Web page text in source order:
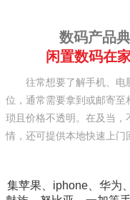
数码产品
闲置数码在
往常想要了解手机、电
位，通常需要拿到或邮寄至
琐且价格不透明。在及当
情，还可提供本地快速上门
集苹果、iphone、华为